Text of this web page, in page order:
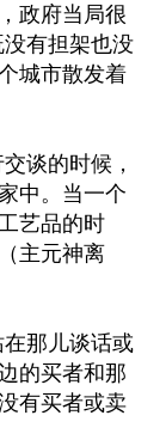
政府当局很
有担架也没
城市散发着
谈的时候，
中。当一个
艺品的时
主元神离
那儿谈话或
的买者和那
有买者或卖